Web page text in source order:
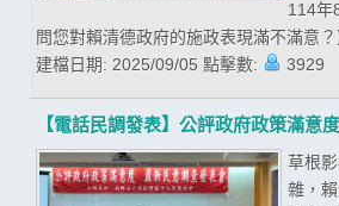
114年
問您對賴清德政府的施政表現滿不滿意
建檔日期: 2025/09/05 點擊數: 3929
【電話民調發表】公評政府政策滿意
草根
雜，